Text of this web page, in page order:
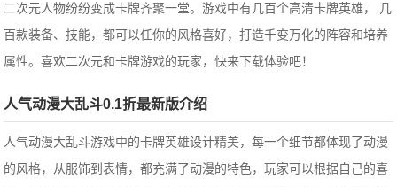
二次元人物纷纷变成卡牌齐聚一堂。游戏中有几百个高清卡牌英雄， 几
百款装备、技能，都可以任你的风格喜好，打造千变万化的阵容和培养
属性。喜欢二次元和卡牌游戏的玩家，快来下载体验吧！
人气动漫大乱斗0.1折最新版介绍
人气动漫大乱斗游戏中的卡牌英雄设计精美，每一个细节都体现了动漫
的风格，从服饰到表情，都充满了动漫的特色，玩家可以根据自己的喜